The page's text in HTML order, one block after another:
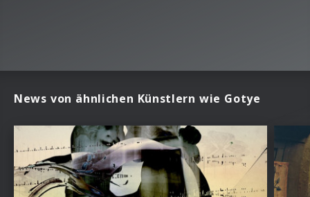
News von ähnlichen Künstlern wie Gotye